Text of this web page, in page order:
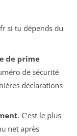
si tu dépends du
de prime
de sécurité
déclarations
. C'est le plus
net après